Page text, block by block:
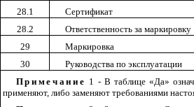
28.1
Сертификат
28.2
Ответственность за маркировку
29
Маркировка
30
Руководства по эксплуатации
Примечание 1 - В таблице «Да»
применяют, либо заменяют требованиями